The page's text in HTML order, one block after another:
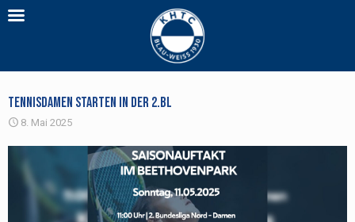
Tennisdamen starten in der 2.BL
8. Mai 2025